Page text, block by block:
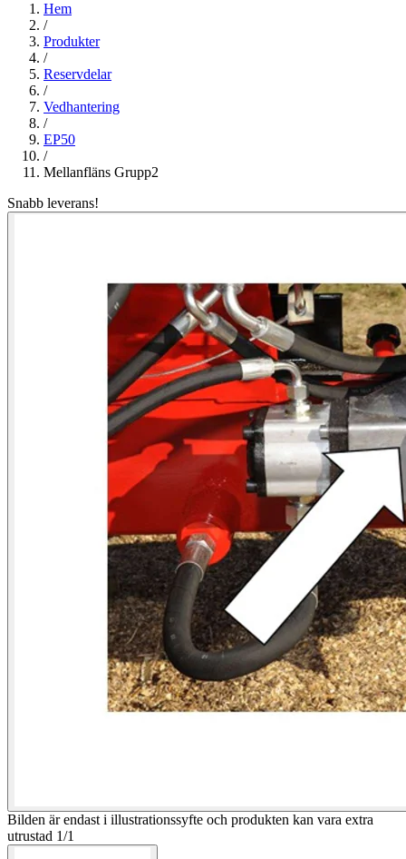
Hem
/
Produkter
/
Reservdelar
/
Vedhantering
/
EP50
/
Mellanfläns Grupp2
Snabb leverans!
Bilden är endast i illustrationssyfte och produkten kan vara extra
utrustad 1/1